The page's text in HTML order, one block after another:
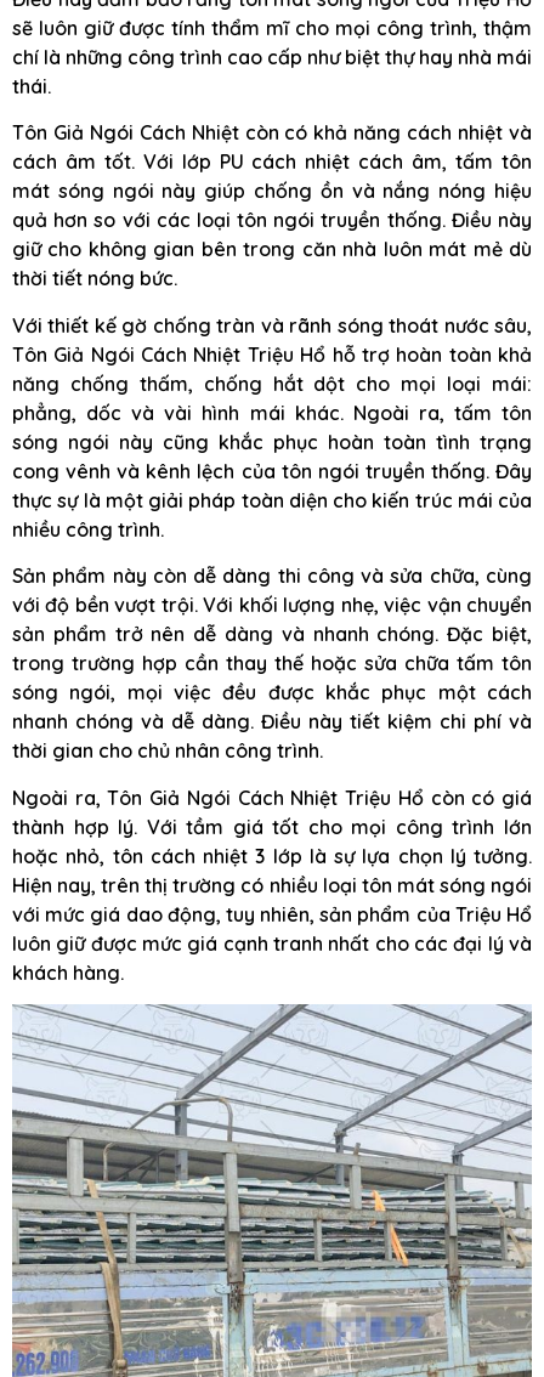
sẽ luôn giữ được tính thẩm mĩ cho mọi công trình, thậm
chí là những công trình cao cấp như biệt thự hay nhà mái
thái.
Tôn Giả Ngói Cách Nhiệt còn có khả năng cách nhiệt và
cách âm tốt. Với lớp PU cách nhiệt cách âm, tấm tôn
mát sóng ngói này giúp chống ồn và nắng nóng hiệu
quả hơn so với các loại tôn ngói truyền thống. Điều này
giữ cho không gian bên trong căn nhà luôn mát mẻ dù
thời tiết nóng bức.
Với thiết kế gờ chống tràn và rãnh sóng thoát nước sâu,
Tôn Giả Ngói Cách Nhiệt Triệu Hổ hỗ trợ hoàn toàn khả
năng chống thấm, chống hắt dột cho mọi loại mái:
phẳng, dốc và vài hình mái khác. Ngoài ra, tấm tôn
sóng ngói này cũng khắc phục hoàn toàn tình trạng
cong vênh và kênh lệch của tôn ngói truyền thống. Đây
thực sự là một giải pháp toàn diện cho kiến trúc mái của
nhiều công trình.
Sản phẩm này còn dễ dàng thi công và sửa chữa, cùng
với độ bền vượt trội. Với khối lượng nhẹ, việc vận chuyển
sản phẩm trở nên dễ dàng và nhanh chóng. Đặc biệt,
trong trường hợp cần thay thế hoặc sửa chữa tấm tôn
sóng ngói, mọi việc đều được khắc phục một cách
nhanh chóng và dễ dàng. Điều này tiết kiệm chi phí và
thời gian cho chủ nhân công trình.
Ngoài ra, Tôn Giả Ngói Cách Nhiệt Triệu Hổ còn có giá
thành hợp lý. Với tầm giá tốt cho mọi công trình lớn
hoặc nhỏ, tôn cách nhiệt 3 lớp là sự lựa chọn lý tưởng.
Hiện nay, trên thị trường có nhiều loại tôn mát sóng ngói
với mức giá dao động, tuy nhiên, sản phẩm của Triệu Hổ
luôn giữ được mức giá cạnh tranh nhất cho các đại lý và
khách hàng.